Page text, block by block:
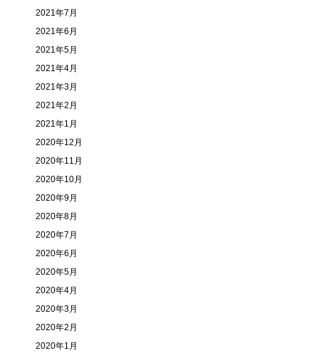
2021年7月
2021年6月
2021年5月
2021年4月
2021年3月
2021年2月
2021年1月
2020年12月
2020年11月
2020年10月
2020年9月
2020年8月
2020年7月
2020年6月
2020年5月
2020年4月
2020年3月
2020年2月
2020年1月